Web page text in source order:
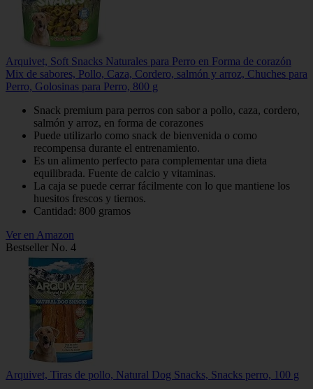
Arquivet, Soft Snacks Naturales para Perro en Forma de corazón
Mix de sabores, Pollo, Caza, Cordero, salmón y arroz, Chuches para
Perro, Golosinas para Perro, 800 g
Snack premium para perros con sabor a pollo, caza, cordero,
salmón y arroz, en forma de corazones
Puede utilizarlo como snack de bienvenida o como
recompensa durante el entrenamiento.
Es un alimento perfecto para complementar una dieta
equilibrada. Fuente de calcio y vitaminas.
La caja se puede cerrar fácilmente con lo que mantiene los
huesitos frescos y tiernos.
Cantidad: 800 gramos
Ver en Amazon
Bestseller No. 4
Arquivet, Tiras de pollo, Natural Dog Snacks, Snacks perro, 100 g